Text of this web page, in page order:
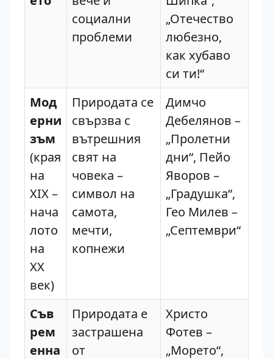
социални
проблеми
„Отечество
любезно,
как хубаво
си ти!“
Мод
ерни
зъм
(края
на
XIX –
нача
лото
на
XX
век)
Природата се
свързва с
вътрешния
свят на
човека –
символ на
самота,
мечти,
копнежи
Димчо
Дебелянов –
„Пролетни
дни“, Пейо
Яворов –
„Градушка“,
Гео Милев –
„Септември“
Съв
рем
енна
Природата е
застрашена
от
Христо
Фотев –
„Морето“,